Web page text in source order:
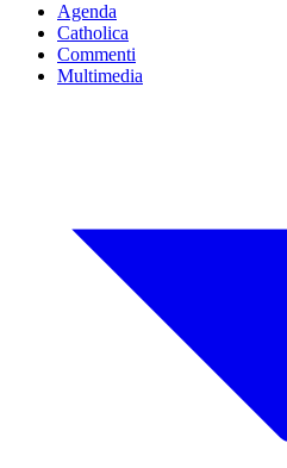
Agenda
Catholica
Commenti
Multimedia